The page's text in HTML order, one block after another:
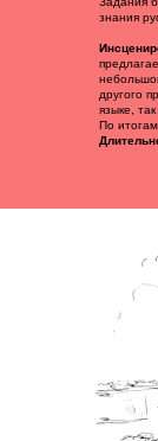
знания
другого
языке,
По